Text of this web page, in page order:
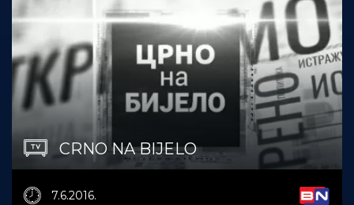
CRNO NA BIJELO
7.6.2016.